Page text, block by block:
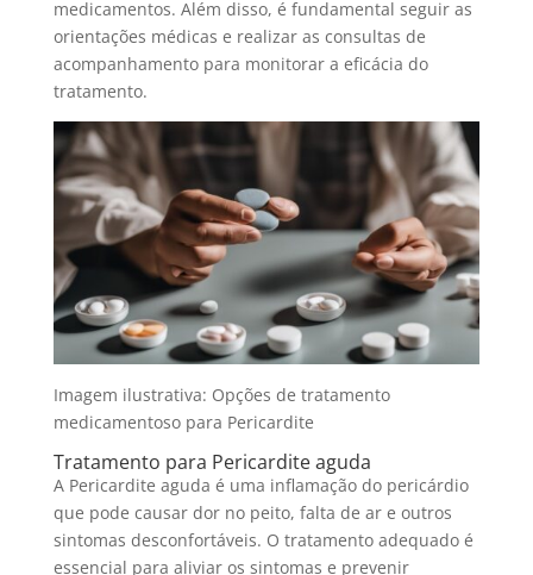
medicamentos. Além disso, é fundamental seguir as
orientações médicas e realizar as consultas de
acompanhamento para monitorar a eficácia do
tratamento.
Imagem ilustrativa: Opções de tratamento
medicamentoso para Pericardite
Tratamento para Pericardite aguda
A Pericardite aguda é uma inflamação do pericárdio
que pode causar dor no peito, falta de ar e outros
sintomas desconfortáveis. O tratamento adequado é
essencial para aliviar os sintomas e prevenir